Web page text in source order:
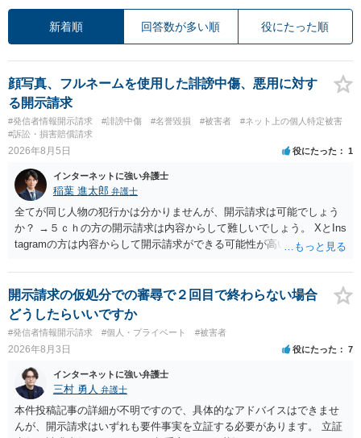
新着順 回答数が多い順 役にたった順
顔写真、フルネームを使用した誹謗中傷、悪用に対す
る開示請求
#発信者情報開示請求 #誹謗中傷 #名誉毀損 #被害者
#ネット上の個人特定被害
#訴訟・損害賠償請求
2026年8月5日 役にたった 1
インターネットに強い弁護士
稲葉 進太郎 弁護士
全てが同じ人物の犯行かは分かりませんが、開示請求は可能でしょう
か？ →５ｃｈの方の開示請求は内容からして難しいでしょう。 XとIns
tagramの方は内容からして開示請求ができる可能性が高いでしょう。
いでしょう。７月中にアカウントが削除されている場合、今から進め
ても失敗する可能性が高いように思われます。 相手を特定できた場
合、相手に全ての弁護士費用を負担させることは可能でしょうか？ →
訴訟外の交渉で相手方が認めれば負担させることができるでしょう。
訴訟で判決となった場合は、実際の弁護士費用が認められる場合と認
められない場合があり何ともいえないところでしょう。
開示請求の仮処分での審尋で２回目で終わらない場合
どうしたらいいですか
#発信者情報開示請求 #個人・プライベート #被害者
2026年8月3日 役にたった 7
インターネットに強い弁護士
三村 勇人 弁護士
本件投稿記事の詳細が不明ですので、具体的なアドバイスはできませ
んが、開示請求はいずれも要件事実を立証する必要があります。 立証